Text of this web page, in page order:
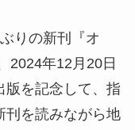
りの新刊『オ
2024年12月20日
版を記念して、指
刊を読みながら地